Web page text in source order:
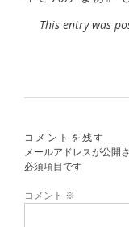
This entry was
コメントを残す
メールアドレスが公開
必須項目です
コメント ※